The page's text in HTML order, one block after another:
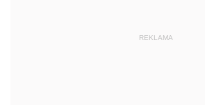
REKLAMA